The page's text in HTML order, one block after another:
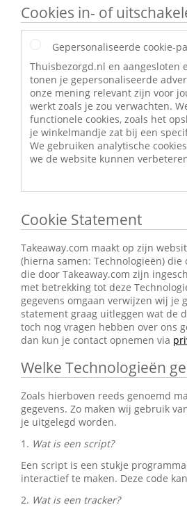
Cookies in- of
Gepersonaliseerde cookie-
Thuisbezorgd.nl en aangesloten
tonen je gepersonaliseerde
onze mening relevant zijn voor
werkt zoals je zou verwachten.
functionele cookies, zoals het
je winkelmandje zat bij een
We gebruiken analytische
we de website kunnen
Cookie Statement
Takeaway.com maakt op zijn
(hierna samen: Technologieën)
die door Takeaway.com zijn
met betrekking tot deze
gegevens omgaan verwijzen wij je
statement graag uitleggen wat de
toch nog vragen hebben over ons
dan kun je contact opnemen via
Welke Technologieën
Zoals hierboven reeds genoemd
gegevens. Zo maken wij gebruik
je uitgelegd worden.
1. Wat is een script?
Een script is een stukje
interactief te maken. Deze code
2. Wat is een tracker?